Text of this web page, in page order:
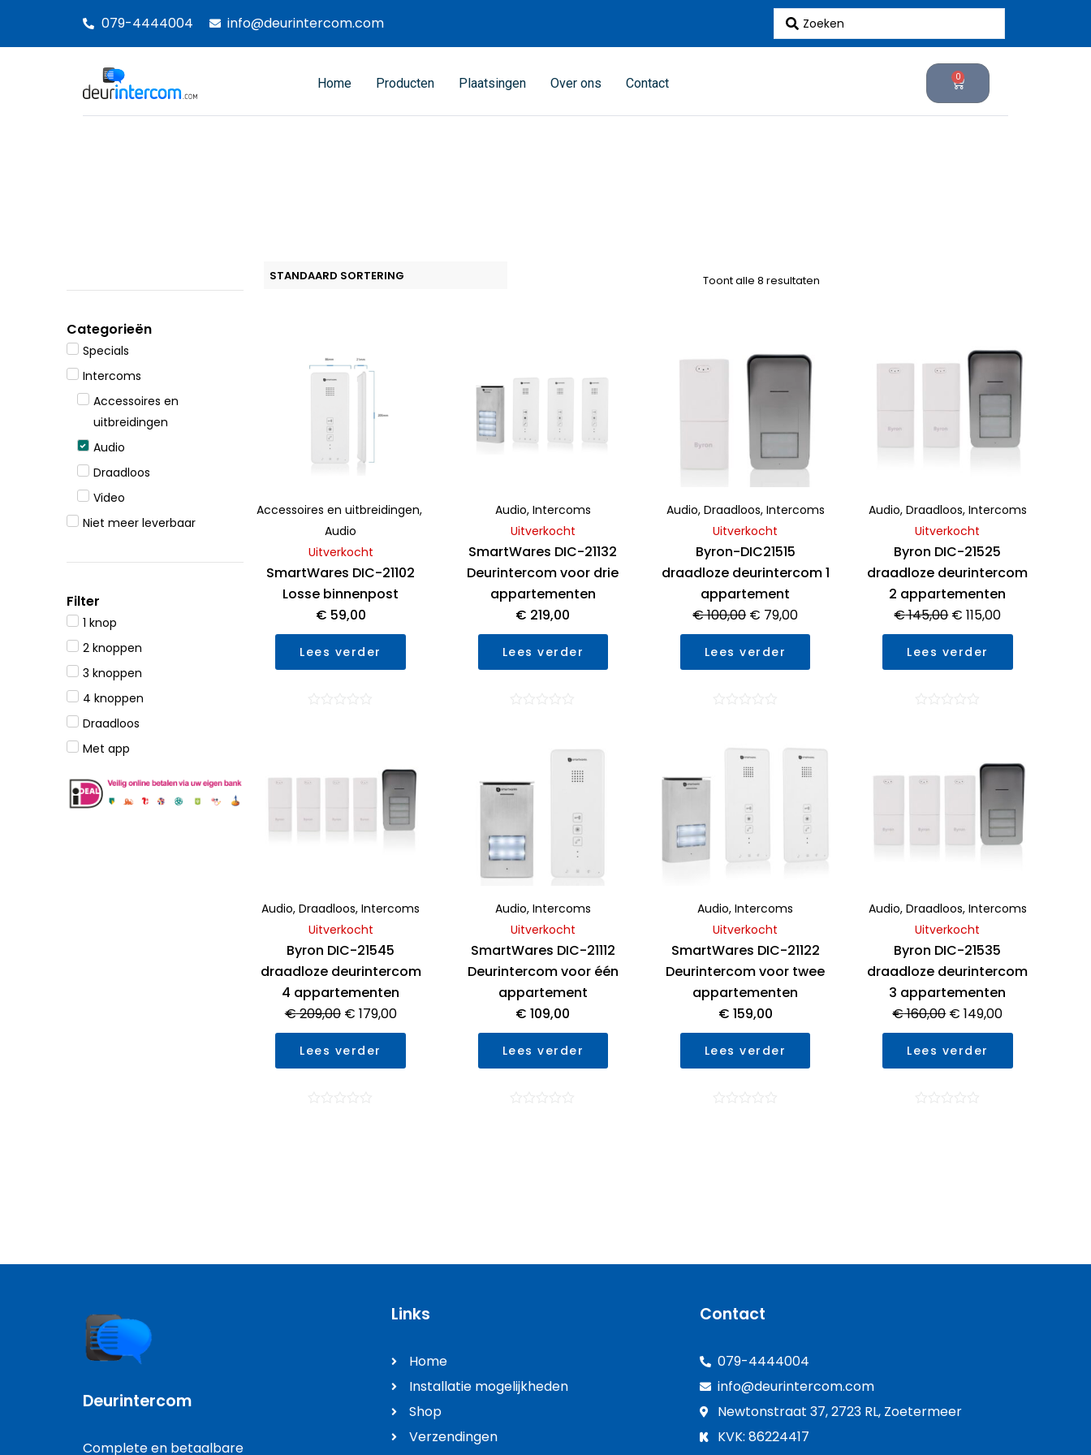
de
079-4444004 info@deurintercom.com
Search
...
Home Producten Plaatsingen Over ons Contact 0 Cart
Categorieën
Specials
Intercoms
Accessoires en
uitbreidingen
Audio
Draadloos
Video
Niet meer leverbaar
Filter
1 knop
2 knoppen
3 knoppen
4 knoppen
Draadloos
Met app
Toont alle 8 resultaten
Accessoires en uitbreidingen,
Audio
Uitverkocht
SmartWares DIC-21102
Losse binnenpost
€ 59,00
Lees verder
Audio, Intercoms
Uitverkocht
SmartWares DIC-21132
Deurintercom voor drie
appartementen
€ 219,00
Lees verder
Audio, Draadloos, Intercoms
Uitverkocht
Byron-DIC21515
draadloze deurintercom 1
appartement
€100,00
Oorspronkelijke
was:
€ 100,00.
€ 79,00
Huidige
prijs
is:
€ 79,00.
Lees verder
Audio, Draadloos, Intercoms
Uitverkocht
Byron DIC-21525
draadloze deurintercom
2 appartementen
€145,00
Oorspronkelijke
prijs
was:
€ 145,00.
€ 115,00
Huidige
prijs
is:
€ 115,00.
Lees verder
Audio,Draadloos,Intercoms
Uitverkocht
Byron DIC-21545
draadloze deurintercom
4 appartementen
€209,00
prijs
€ 209,00.
€ 179,00
prijs
is:
€ 179,00.
Lees verder
Audio, Intercoms
Uitverkocht
SmartWares DIC-21112
Deurintercom voor één
appartement
€ 109,00
Lees verder
Audio,Intercoms
Uitverkocht
SmartWares DIC-21122
Deurintercom voor twee
appartementen
€ 159,00
Lees verder
Audio, Draadloos, Intercoms
Uitverkocht
Byron DIC-21535
draadloze deurintercom
3 appartementen
€160,00
prijs
€ 160,00.
€ 149,00
prijs
is:
€ 149,00.
Lees verder
Deurintercom
Complete en betaalbare
Links
Home
Installatie mogelijkheden
Shop
Verzendingen
Contact
079-4444004
info@deurintercom.com
Newtonstraat 37, 2723 RL, Zoetermeer
KVK: 86224417